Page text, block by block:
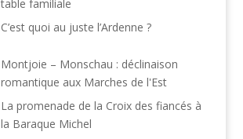
table familiale
C’est quoi au juste l’Ardenne ?
Montjoie – Monschau : déclinaison
romantique aux Marches de l'Est
La promenade de la Croix des fiancés à
la Baraque Michel